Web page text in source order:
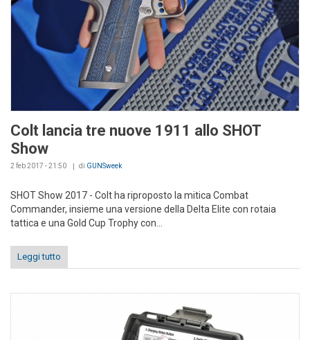
Colt lancia tre nuove 1911 allo SHOT
Show
2 feb 2017 - 21:50 di GUNSweek
SHOT Show 2017 - Colt ha riproposto la mitica Combat
Commander, insieme una versione della Delta Elite con rotaia
tattica e una Gold Cup Trophy con...
Leggi tutto